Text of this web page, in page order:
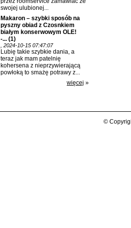
swojej ulubionej...
Makaron – szybki sposób na
pyszny obiad z Czosnkiem
białym konserwowym OLE!
-... (1)
, 2024-10-15 07:47:07
Lubię takie szybkie dania, a
teraz jak mam patelnię
kohersena z nieprzywierającą
powłoką to smażę potrawy z...
więcej »
©